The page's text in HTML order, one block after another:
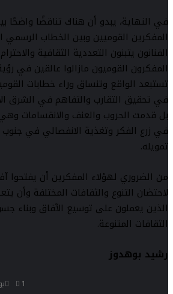
في النهاية، يبدو أن هناك تناقضًا واضحًا
المفكرين القوميين وبين الخطاب
الفنانون يتبنون التعددية الثقافية
المفكرون القوميون مازالوا عالقين في
تستبعد الواقع وتنساق وراء خطابات
في تحقيق التقارب والتفاهم في الشرق
بل قدمت الحروب والعنف والانقسامات
في زرع الفكر وتغذية الانفصالي في جنوب
تمويله.
من الضروري لهؤلاء المفكرين أن يفتحوا
لاحتضان التنوع والثقافات المختلفة وأن
الذين يعملون على توسيع الآفاق وبناء
الثقافات المتنوعة.
رشيد بوهدوز
1